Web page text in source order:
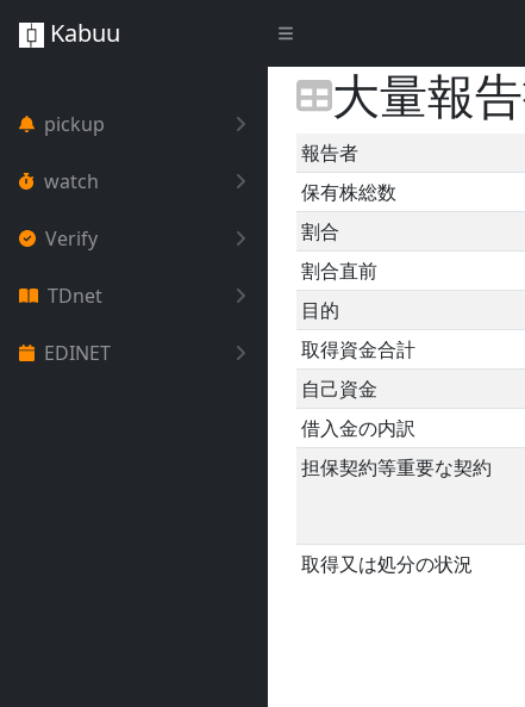
Kabuu
pickup
watch
Verify
TDnet
EDINET
大量報
報告者
保有株総数
割合
割合直前
目的
取得資金合計
自己資金
借入金の内訳
担保契約等重要な契約
取得又は処分の状況